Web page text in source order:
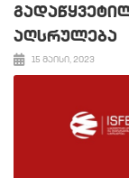
აღსრულება
15 მაისი, 2023